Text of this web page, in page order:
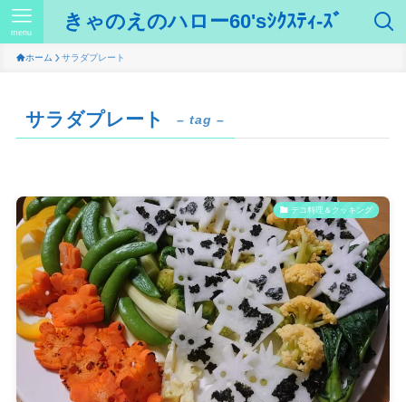
きゃのえのハロー60'sｼｸｽﾃｨ-ｽﾞ
menu
ホーム サラダプレート
サラダプレート – tag –
デコ料理＆クッキング